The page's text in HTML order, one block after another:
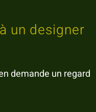
un designer
demande un regard